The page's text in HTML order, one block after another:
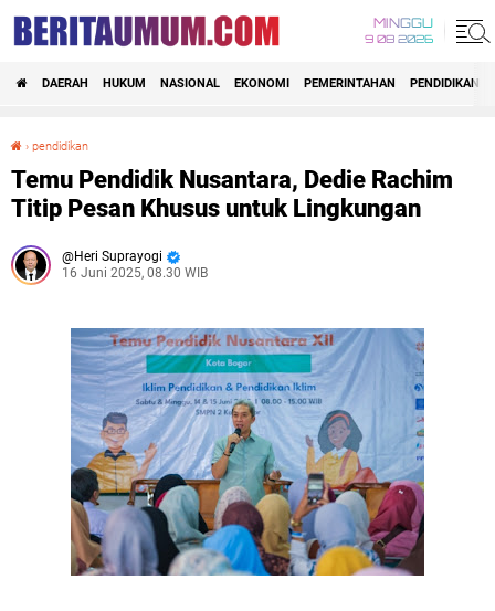
MINGGU
9 08 2026
DAERAH HUKUM NASIONAL EKONOMI PEMERINTAHAN PENDIDIKAN
› pendidikan
Temu Pendidik Nusantara, Dedie Rachim
Titip Pesan Khusus untuk Lingkungan
Heri Suprayogi
16 Juni 2025, 08.30 WIB